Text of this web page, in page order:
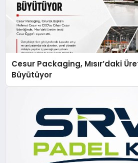
Cesur Packaging, Mısır’daki
Büyütüyor